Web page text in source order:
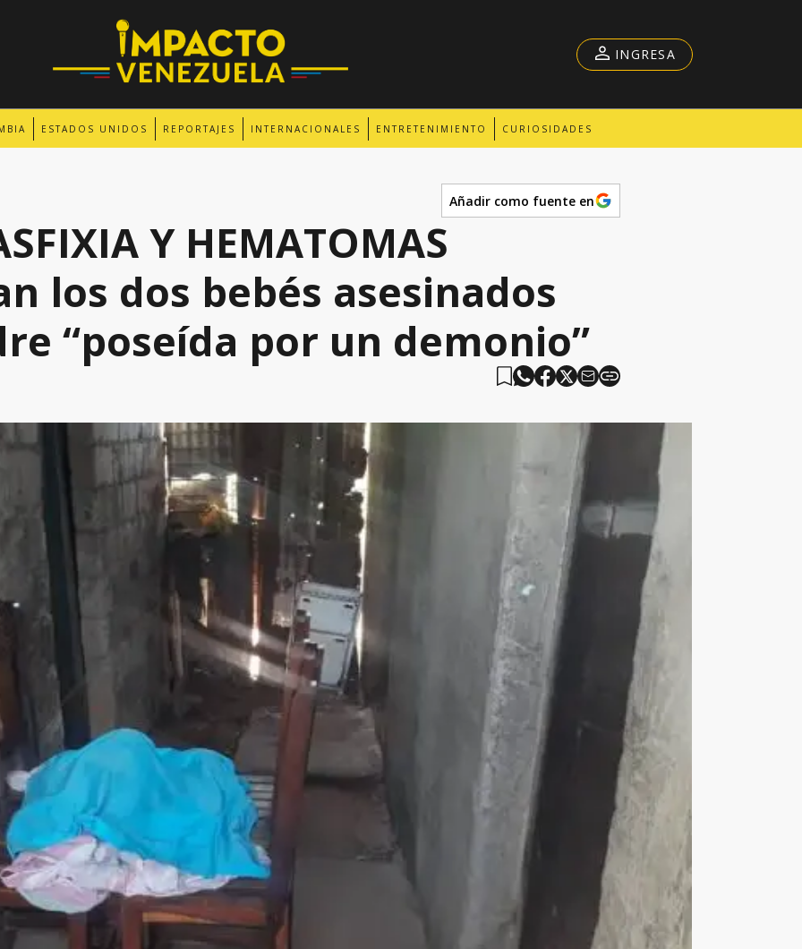
ESTADOS UNIDOS REPORTAJES INTERNACIONALES ENTRETENIMIENTO CURIOSIDADES
INGRESA
Añadir como fuente en
Y HEMATOMAS
los dos bebés asesinados
“poseída por un demonio”